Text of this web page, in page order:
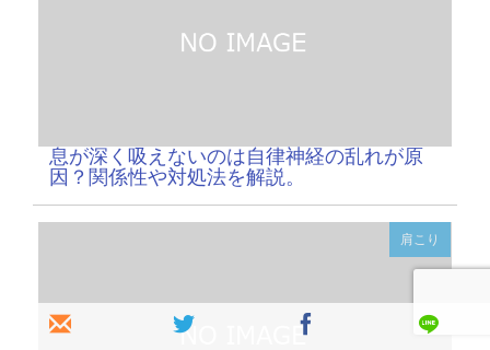
息が深く吸えないのは自律神経の乱れが原
因？関係性や対処法を解説。
肩こり